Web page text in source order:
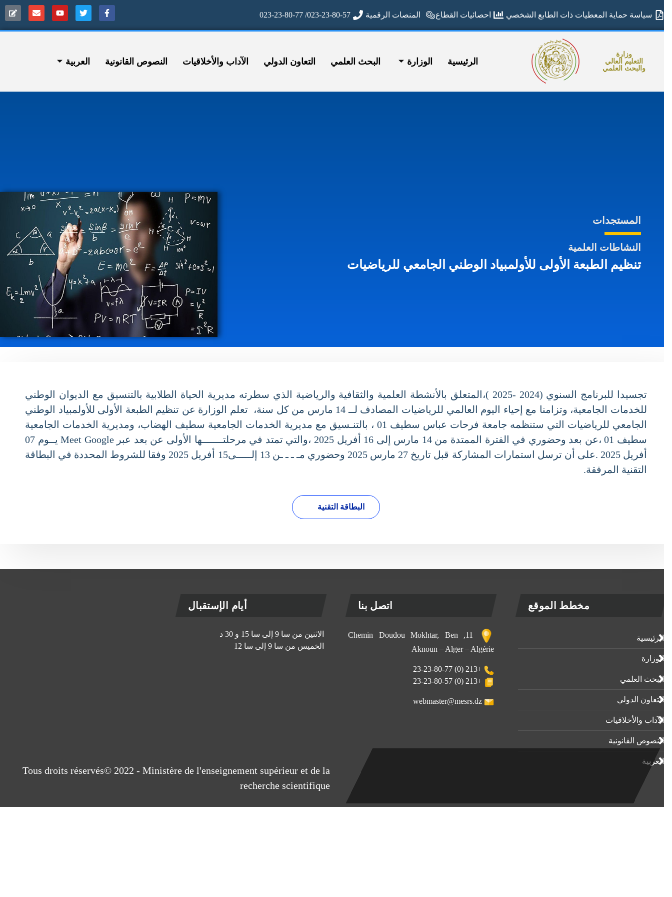
سياسة حماية المعطيات ذات الطابع الشخصي احصائيات القطاع المنصات الرقمية 023-23-80-57/ 023-23-80-77
وزارة
التعليم العالي
والبحث العلمي
الرئيسية الوزارة البحث العلمي التعاون الدولي الآداب واﻷخلاقيات النصوص القانونية العربية
المستجدات
النشاطات العلمية
تنظيم الطبعة الأولى للأولمبياد الوطني الجامعي للرياضيات
تجسيدا للبرنامج السنوي (2024 -2025 )،المتعلق بالأنشطة العلمية والثقافية والرياضية الذي سطرته مديرية الحياة الطلابية بالتنسيق مع الديوان الوطني
للخدمات الجامعية، وتزامنا مع إحياء اليوم العالمي للرياضيات المصادف لــ 14 مارس من كل سنة، تعلم الوزارة عن تنظيم الطبعة الأولى للأولمبياد الوطني
الجامعي للرياضيات التي ستنظمه جامعة فرحات عباس سطيف 01 ، بالتنـسيق مع مديرية الخدمات الجامعية سطيف الهضاب، ومديرية الخدمات الجامعية
سطيف 01 ،عن بعد وحضوري في الفترة الممتدة من 14 مارس إلى 16 أفريل 2025 ،والتي تمتد في مرحلتـــــــها الأولى عن بعد عبر Meet Google يــوم 07
أفريل 2025 .على أن ترسل استمارات المشاركة قبل تاريخ 27 مارس 2025 وحضوري مـ ـ ـ ـن 13 إلـــــى15 أفريل 2025 وفقا للشروط المحددة في البطاقة
التقنية المرفقة.
البطاقة التقنية
مخطط الموقع
الرئيسية
الوزارة
البحث العلمي
التعاون الدولي
الآداب واﻷخلاقيات
النصوص القانونية
العربية
اتصل بنا
11, Chemin Doudou Mokhtar, Ben
Aknoun – Alger – Algérie
+213 (0) 23-23-80-77
+213 (0) 23-23-80-57
webmaster@mesrs.dz
أيام الإستقبال
الاثنين من سا 9 إلى سا 15 و 30 د
الخميس من سا 9 إلى سا 12
Tous droits réservés© 2022 - Ministère de l'enseignement supérieur et de la
recherche scientifique